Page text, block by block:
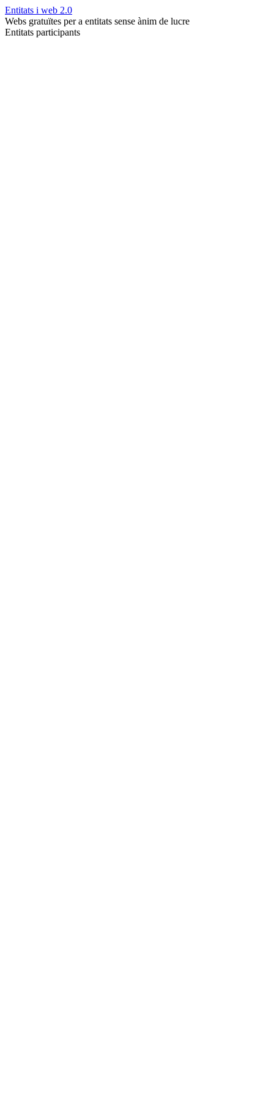
Entitats i web 2.0
Webs gratuïtes per a entitats sense ànim de lucre
Entitats participants